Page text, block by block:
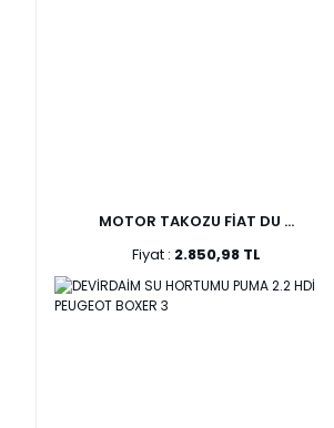
MOTOR TAKOZU FİAT DU ...
Fiyat : 2.850,98 TL